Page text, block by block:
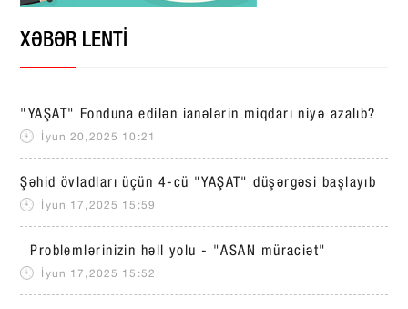
XƏBƏR LENTİ
"YAŞAT" Fonduna edilən ianələrin miqdarı niyə azalıb?
İyun 20,2025 10:21
Şəhid övladları üçün 4-cü "YAŞAT" düşərgəsi başlayıb
İyun 17,2025 15:59
Problemlərinizin həll yolu - "ASAN müraciət"
İyun 17,2025 15:52